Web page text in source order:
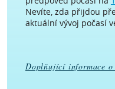
Nevíte, zda přijdou
aktuální vývoj počasí
Doplňující informace